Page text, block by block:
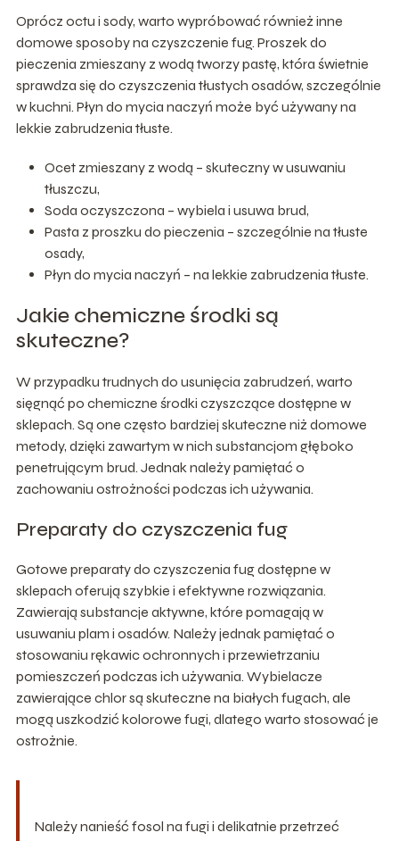
Oprócz octu i sody, warto wypróbować również inne
domowe sposoby na czyszczenie fug. Proszek do
pieczenia zmieszany z wodą tworzy pastę, która świetnie
sprawdza się do czyszczenia tłustych osadów, szczególnie
w kuchni. Płyn do mycia naczyń może być używany na
lekkie zabrudzenia tłuste.
Ocet zmieszany z wodą – skuteczny w usuwaniu
tłuszczu,
Soda oczyszczona – wybiela i usuwa brud,
Pasta z proszku do pieczenia – szczególnie na tłuste
osady,
Płyn do mycia naczyń – na lekkie zabrudzenia tłuste.
Jakie chemiczne środki są
skuteczne?
W przypadku trudnych do usunięcia zabrudzeń, warto
sięgnąć po chemiczne środki czyszczące dostępne w
sklepach. Są one często bardziej skuteczne niż domowe
metody, dzięki zawartym w nich substancjom głęboko
penetrującym brud. Jednak należy pamiętać o
zachowaniu ostrożności podczas ich używania.
Preparaty do czyszczenia fug
Gotowe preparaty do czyszczenia fug dostępne w
sklepach oferują szybkie i efektywne rozwiązania.
Zawierają substancje aktywne, które pomagają w
usuwaniu plam i osadów. Należy jednak pamiętać o
stosowaniu rękawic ochronnych i przewietrzaniu
pomieszczeń podczas ich używania. Wybielacze
zawierające chlor są skuteczne na białych fugach, ale
mogą uszkodzić kolorowe fugi, dlatego warto stosować je
ostrożnie.
Należy nanieść fosol na fugi i delikatnie przetrzeć